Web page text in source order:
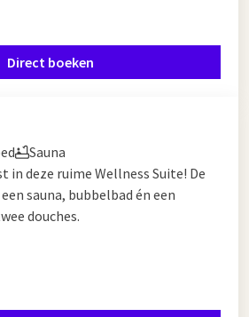
Direct boeken
Sauna
deze ruime Wellness Suite! De
sauna, bubbelbad én een
douches.